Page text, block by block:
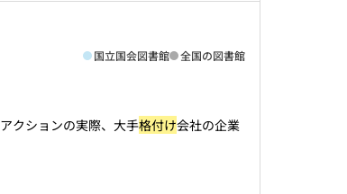
国立国会図書館 全国の図書館
アクションの実際、大手格付け会社の企業